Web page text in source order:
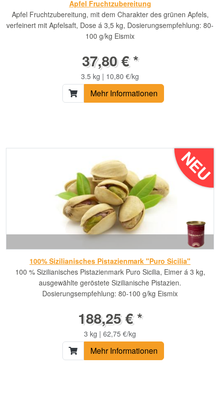
Apfel Fruchtzubereitung
Apfel Fruchtzubereitung, mit dem Charakter des grünen Apfels,
verfeinert mit Apfelsaft, Dose á 3,5 kg, Dosierungsempfehlung: 80-
100 g/kg Eismix
37,80 € *
3.5 kg | 10,80 €/kg
Mehr Informationen
NEU
100% Sizilianisches Pistazienmark "Puro Sicilia"
100 % Sizilianisches Pistazienmark Puro Sicilia, Eimer á 3 kg,
ausgewählte geröstete Sizilianische Pistazien.
Dosierungsempfehlung: 80-100 g/kg Eismix
188,25 € *
3 kg | 62,75 €/kg
Mehr Informationen